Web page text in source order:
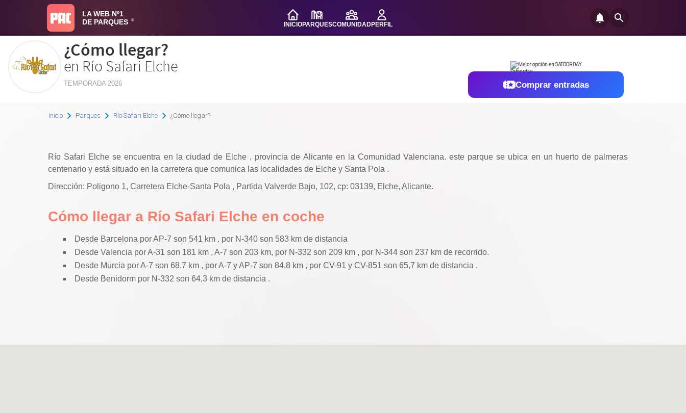
LA WEB Nº1
DE PARQUES
®
INICIOPARQUESCOMUNIDADPERFIL
¿Cómo llegar?
en Río Safari Elche
TEMPORADA 2026
Mejor opción en SATOORDAY
Comprar entradas
Inicio Parques Río Safari Elche ¿Cómo llegar?
Río Safari Elche se encuentra en la ciudad de Elche , provincia de Alicante en la Comunidad Valenciana. este parque se ubica en un huerto de palmeras
centenario y está situado en la carretera que comunica las localidades de Elche y Santa Pola .
Dirección: Poligono 1, Carretera Elche-Santa Pola , Partida Valverde Bajo, 102, cp: 03139, Elche, Alicante.
Cómo llegar a Río Safari Elche en coche
Desde Barcelona por AP-7 son 541 km , por N-340 son 583 km de distancia
Desde Valencia por A-31 son 181 km , A-7 son 203 km, por N-332 son 209 km , por N-344 son 237 km de recorrido.
Desde Murcia por A-7 son 68,7 km , por A-7 y AP-7 son 84,8 km , por CV-91 y CV-851 son 65,7 km de distancia .
Desde Benidorm por N-332 son 64,3 km de distancia .